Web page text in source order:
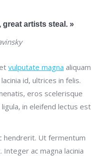
artists steal. »
vulputate magna aliquam
id, ultrices in felis.
eros scelerisque
in eleifend lectus est
hendrerit. Ut fermentum
ac magna lacinia